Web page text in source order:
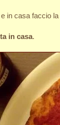
in casa faccio la
in casa.